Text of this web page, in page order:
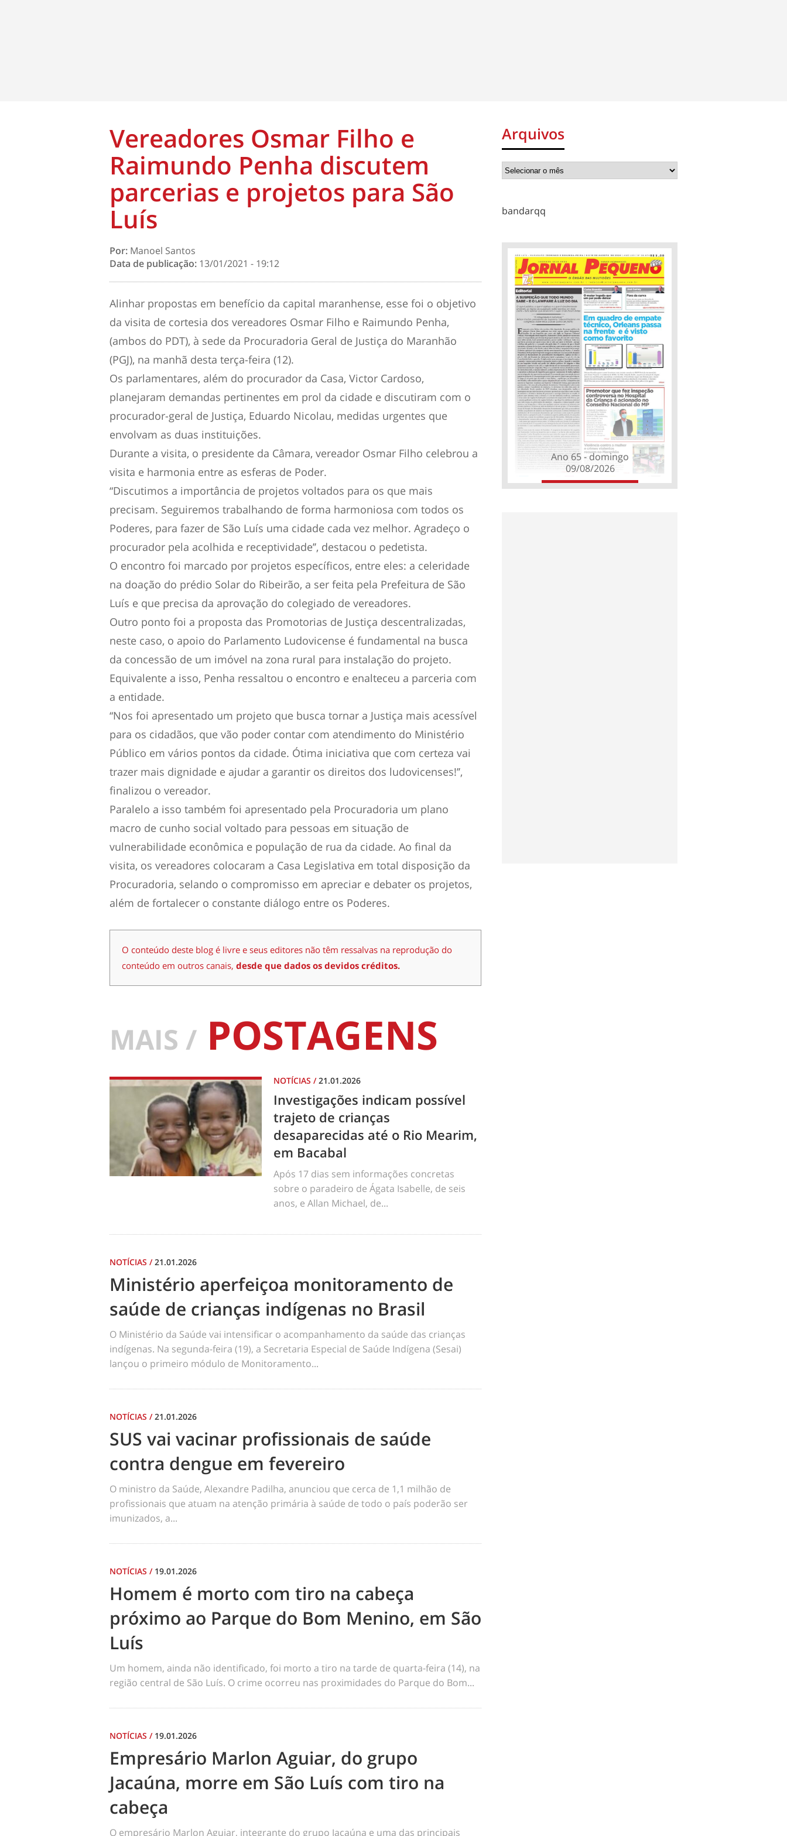
Vereadores Osmar Filho e
Raimundo Penha discutem
parcerias e projetos para São
Luís
Por: Manoel Santos
Data de publicação: 13/01/2021 - 19:12
Alinhar propostas em benefício da capital maranhense, esse foi o objetivo
da visita de cortesia dos vereadores Osmar Filho e Raimundo Penha,
(ambos do PDT), à sede da Procuradoria Geral de Justiça do Maranhão
(PGJ), na manhã desta terça-feira (12).
Os parlamentares, além do procurador da Casa, Victor Cardoso,
planejaram demandas pertinentes em prol da cidade e discutiram com o
procurador-geral de Justiça, Eduardo Nicolau, medidas urgentes que
envolvam as duas instituições.
Durante a visita, o presidente da Câmara, vereador Osmar Filho celebrou a
visita e harmonia entre as esferas de Poder.
“Discutimos a importância de projetos voltados para os que mais
precisam. Seguiremos trabalhando de forma harmoniosa com todos os
Poderes, para fazer de São Luís uma cidade cada vez melhor. Agradeço o
procurador pela acolhida e receptividade’’, destacou o pedetista.
O encontro foi marcado por projetos específicos, entre eles: a celeridade
na doação do prédio Solar do Ribeirão, a ser feita pela Prefeitura de São
Luís e que precisa da aprovação do colegiado de vereadores.
Outro ponto foi a proposta das Promotorias de Justiça descentralizadas,
neste caso, o apoio do Parlamento Ludovicense é fundamental na busca
da concessão de um imóvel na zona rural para instalação do projeto.
Equivalente a isso, Penha ressaltou o encontro e enalteceu a parceria com
a entidade.
“Nos foi apresentado um projeto que busca tornar a Justiça mais acessível
para os cidadãos, que vão poder contar com atendimento do Ministério
Público em vários pontos da cidade. Ótima iniciativa que com certeza vai
trazer mais dignidade e ajudar a garantir os direitos dos ludovicenses!’’,
finalizou o vereador.
Paralelo a isso também foi apresentado pela Procuradoria um plano
macro de cunho social voltado para pessoas em situação de
vulnerabilidade econômica e população de rua da cidade. Ao final da
visita, os vereadores colocaram a Casa Legislativa em total disposição da
Procuradoria, selando o compromisso em apreciar e debater os projetos,
além de fortalecer o constante diálogo entre os Poderes.
O conteúdo deste blog é livre e seus editores não têm ressalvas na reprodução do
conteúdo em outros canais, desde que dados os devidos créditos.
MAIS / POSTAGENS
NOTÍCIAS /21.01.2026
Investigações indicam possível
trajeto de crianças
desaparecidas até o Rio Mearim,
em Bacabal
Após 17 dias sem informações concretas
sobre o paradeiro de Ágata Isabelle, de seis
anos, e Allan Michael, de...
NOTÍCIAS /21.01.2026
Ministério aperfeiçoa monitoramento de
saúde de crianças indígenas no Brasil
O Ministério da Saúde vai intensificar o acompanhamento da saúde das crianças
indígenas. Na segunda-feira (19), a Secretaria Especial de Saúde Indígena (Sesai)
lançou o primeiro módulo de Monitoramento...
NOTÍCIAS /21.01.2026
SUS vai vacinar profissionais de saúde
contra dengue em fevereiro
O ministro da Saúde, Alexandre Padilha, anunciou que cerca de 1,1 milhão de
profissionais que atuam na atenção primária à saúde de todo o país poderão ser
imunizados, a...
NOTÍCIAS / 19.01.2026
Homem é morto com tiro na cabeça
próximo ao Parque do Bom Menino, em São
Luís
Um homem, ainda não identificado, foi morto a tiro na tarde de quarta-feira (14), na
região central de São Luís. O crime ocorreu nas proximidades do Parque do Bom...
NOTÍCIAS / 19.01.2026
Empresário Marlon Aguiar, do grupo
Jacaúna, morre em São Luís com tiro na
cabeça
O empresário Marlon Aguiar, integrante do grupo Jacaúna e uma das principais
Arquivos
bandarqq
Ano 65 - domingo
09/08/2026